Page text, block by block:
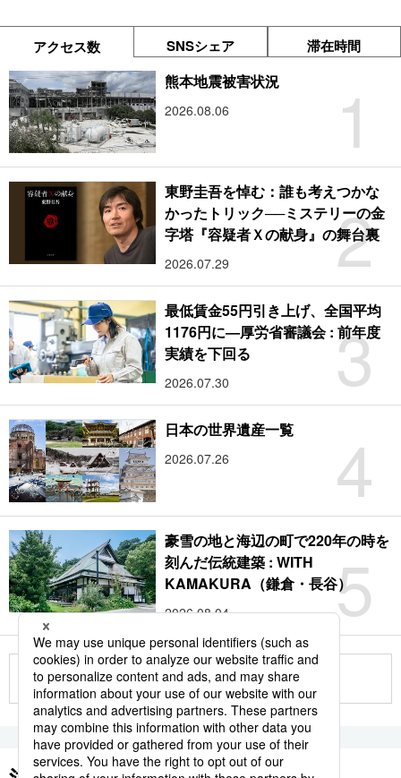
アクセス数 SNSシェア 滞在時間
1
熊本地震被害状況
2026.08.06
2
東野圭吾を悼む：誰も考えつかな
かったトリック──ミステリーの金
字塔『容疑者Ｘの献身』の舞台裏
2026.07.29
3
最低賃金55円引き上げ、全国平均
1176円に―厚労省審議会 : 前年度
実績を下回る
2026.07.30
4
日本の世界遺産一覧
2026.07.26
5
豪雪の地と海辺の町で220年の時を
刻んだ伝統建築 : WITH
KAMAKURA（鎌倉・長谷）
2026.08.04
もっと見る